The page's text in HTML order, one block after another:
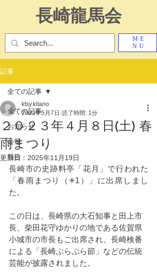
ME
NU
長崎龍馬会
記事
全ての記事
お知らせ
会報
報告
全ての記事
２０２３年４月８日(土) 春
雨まつり
ktsy.kitano
2023年5月7日 読了時間: 1分
更新日： 2025年11月19日
長崎市の史跡料亭「花月」で行われた
「春雨まつり（✳︎1）」に出席しまし
た。
この日は、長崎県の大石知事と田上市
長、柴田花守ゆかりの地である佐賀県
小城市の市長もご出席され、長崎検番
による「長崎ぶらぶら節」などの伝統
芸能が披露されました。